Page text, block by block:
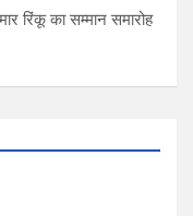
रिंकू का सम्मान समारोह